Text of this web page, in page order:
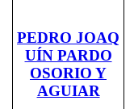
PEDRO JOAQ
UÍN PARDO
OSORIO Y
AGUIAR